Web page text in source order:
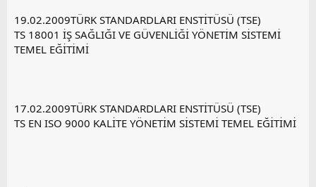
19.02.2009TÜRK STANDARDLARI ENSTİTÜSÜ (TSE)
TS 18001 İŞ SAĞLIĞI VE GÜVENLİĞİ YÖNETİM SİSTEMİ
TEMEL EĞİTİMİ
17.02.2009TÜRK STANDARDLARI ENSTİTÜSÜ (TSE)
TS EN ISO 9000 KALİTE YÖNETİM SİSTEMİ TEMEL EĞİTİMİ